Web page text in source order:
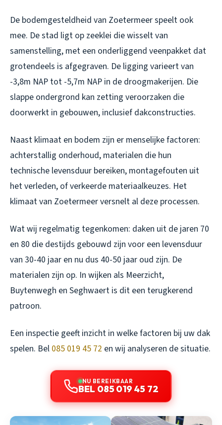
De bodemgesteldheid van Zoetermeer speelt ook
mee. De stad ligt op zeeklei die wisselt van
samenstelling, met een onderliggend veenpakket dat
grotendeels is afgegraven. De ligging varieert van
-3,8m NAP tot -5,7m NAP in de droogmakerijen. Die
slappe ondergrond kan zetting veroorzaken die
doorwerkt in gebouwen, inclusief dakconstructies.
Naast klimaat en bodem zijn er menselijke factoren:
achterstallig onderhoud, materialen die hun
technische levensduur bereiken, montagefouten uit
het verleden, of verkeerde materiaalkeuzes. Het
klimaat van Zoetermeer versnelt al deze processen.
Wat wij regelmatig tegenkomen: daken uit de jaren 70
en 80 die destijds gebouwd zijn voor een levensduur
van 30-40 jaar en nu dus 40-50 jaar oud zijn. De
materialen zijn op. In wijken als Meerzicht,
Buytenwegh en Seghwaert is dit een terugkerend
patroon.
Een inspectie geeft inzicht in welke factoren bij uw dak
spelen. Bel 085 019 45 72 en wij analyseren de situatie.
NU BEREIKBAAR
BEL 085 019 45 72